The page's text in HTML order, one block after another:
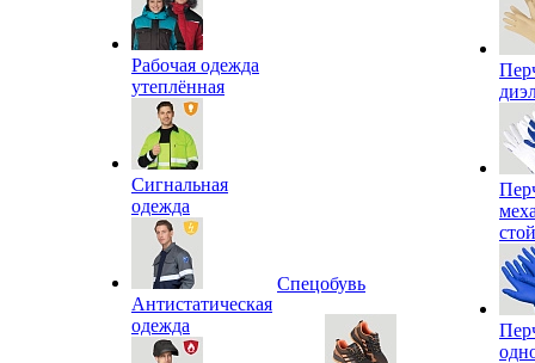
Рабочая одежда
утеплённая
Сигнальная
одежда
Антистатическая
одежда
Спецобувь